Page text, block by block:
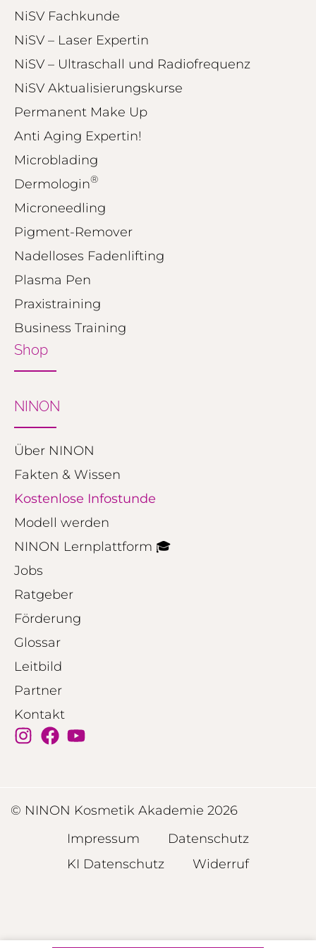
NiSV Fachkunde
NiSV – Laser Expertin
NiSV – Ultraschall und Radiofrequenz
NiSV Aktualisierungskurse
Permanent Make Up
Anti Aging Expertin!
Microblading
Dermologin®
Microneedling
Pigment-Remover
Nadelloses Fadenlifting
Plasma Pen
Praxistraining
Business Training
Shop
NINON
Über NINON
Fakten & Wissen
Kostenlose Infostunde
Modell werden
NINON Lernplattform 🎓
Jobs
Ratgeber
Förderung
Glossar
Leitbild
Partner
Kontakt
© NINON Kosmetik Akademie 2026
Impressum
Datenschutz
KI Datenschutz
Widerruf